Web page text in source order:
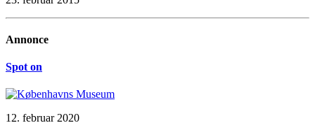
Annonce
Spot on
12. februar 2020